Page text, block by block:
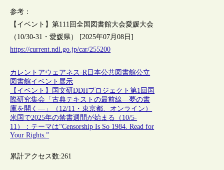
参考：
【イベント】第111回全国図書館大会愛媛大会
（10/30-31・愛媛県） [2025年07月08日]
https://current.ndl.go.jp/car/255200
カレントアウェアネス-R 日本公共図書館公立
図書館イベント 展示
【イベント】国文研DDHプロジェクト第1回国
際研究集会「古典テキストの最前線―夢の書
庫を開く―」（12/11・東京都、オンライン）
米国で2025年の禁書週間が始まる（10/5-
11）：テーマは“Censorship Is So 1984. Read for
Your Rights.”
累計アクセス数:261